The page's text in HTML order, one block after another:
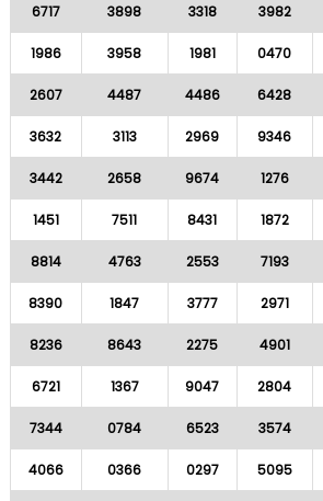
6717 3898 3318 3982
1986 3958 1981 0470
2607 4487 4486 6428
3632 3113 2969 9346
3442 2658 9674 1276
1451 7511 8431 1872
8814 4763 2553 7193
8390 1847 3777 2971
8236 8643 2275 4901
6721 1367 9047 2804
7344 0784 6523 3574
4066 0366 0297 5095